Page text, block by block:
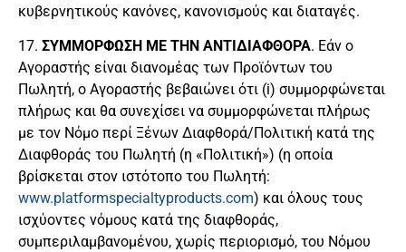
κυβερνητικούς κανόνες, κανονισμούς και διαταγές.
17. ΣΥΜΜΟΡΦΩΣΗ ΜΕ ΤΗΝ ΑΝΤΙΔΙΑΦΘΟΡΑ. Εάν ο
Αγοραστής είναι διανομέας των Προϊόντων του
Πωλητή, ο Αγοραστής βεβαιώνει ότι (i) συμμορφώνεται
πλήρως και θα συνεχίσει να συμμορφώνεται πλήρως
με τον Νόμο περί Ξένων Διαφθορά/Πολιτική κατά της
Διαφθοράς του Πωλητή (η «Πολιτική») (η οποία
βρίσκεται στον ιστότοπο του Πωλητή:
www.platformspecialtyproducts.com) και όλους τους
ισχύοντες νόμους κατά της διαφθοράς,
συμπεριλαμβανομένου, χωρίς περιορισμό, του Νόμου